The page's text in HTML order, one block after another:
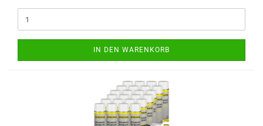
IN DEN WARENKORB